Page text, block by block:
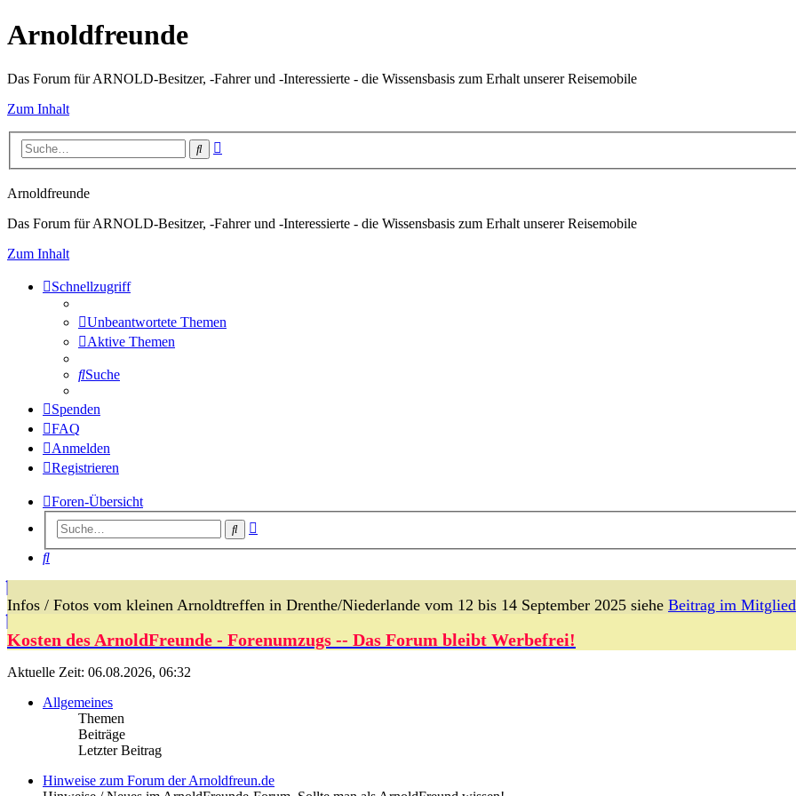
Arnoldfreunde
Das Forum für ARNOLD-Besitzer, -Fahrer und -Interessierte - die Wissensbasis zum Erhalt unserer Reisemobile
Zum Inhalt
Suche
Arnoldfreunde
Das Forum für ARNOLD-Besitzer, -Fahrer und -Interessierte - die Wissensbasis zum Erhalt unserer Reisemobile
Zum Inhalt
Schnellzugriff
Unbeantwortete Themen
Aktive Themen
Suche
Spenden
FAQ
Anmelden
Registrieren
Foren-Übersicht
Suche
Suche
Infos / Fotos vom kleinen Arnoldtreffen in Drenthe/Niederlande vom 12 bis 14 September 2025 siehe Beitrag im
Kosten des ArnoldFreunde - Forenumzugs -- Das Forum bleibt Werbefrei!
Aktuelle Zeit: 06.08.2026, 06:32
Allgemeines
Themen
Beiträge
Letzter Beitrag
Hinweise zum Forum der Arnoldfreun.de